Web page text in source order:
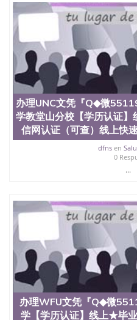
子工程学，工商管理学，
受性肯定及好评；而各种
也吸引了众多不同国家的
二、办理流程： 1、收集
定金下单； 3、公司确认到
4、电子图做好发给客户确
品部做成品； 6、成品做
款； 7、快递给客户（国内
真实网上可查的证明材料
留服真实存档可查，存档
（使馆认证），使馆网站
真实可查认证办理，存档
流程农业科学院、艺术与
院、地球及物质科学院、
与人类发展学院、信息工
约大学为学生们提供本科
专业课程包括：会计学、
程、经济、医学、护理、
学、美术、电子工程、天
制、历史、电气工程、生
理、材料科学、机械工程
学、化学、英语、社会科
销、机械工程、计算机科
科、金融专业 1、客户提
信息，给出操作方案； 2
办理UNC文凭『Q◆微
学教堂山分校【学历认证
信网认证（可查）线上快
dfnsen
0
...
办理WFU文凭『Q◆微
学【学历认证】线上★毕